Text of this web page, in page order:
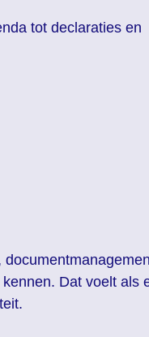
tot declaraties en
Dat voelt als